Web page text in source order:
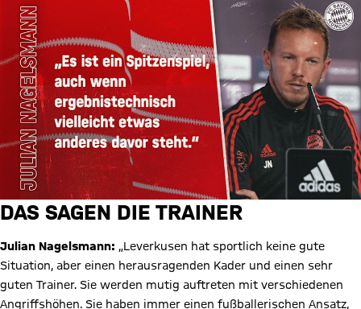
DAS SAGEN DIE TRAINER
Julian Nagelsmann: „Leverkusen hat sportlich keine gute
Situation, aber einen herausragenden Kader und einen sehr
guten Trainer. Sie werden mutig auftreten mit verschiedenen
Angriffshöhen. Sie haben immer einen fußballerischen Ansatz,